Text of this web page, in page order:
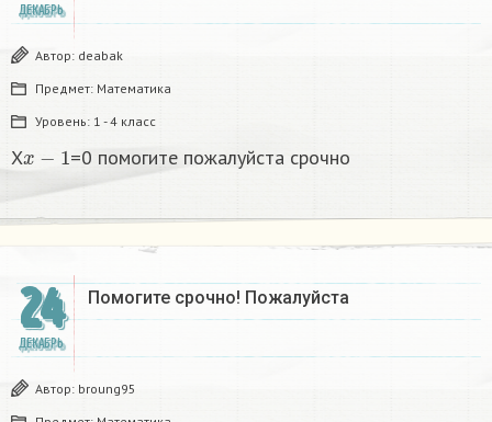
ДЕКАБРЬ
Автор: deabak
Предмет: Математика
Уровень: 1 - 4 класс
X =0 помогите пожалуйста срочно
24
ДЕКАБРЬ
Помогите срочно! Пожалуйста
Автор: broung95